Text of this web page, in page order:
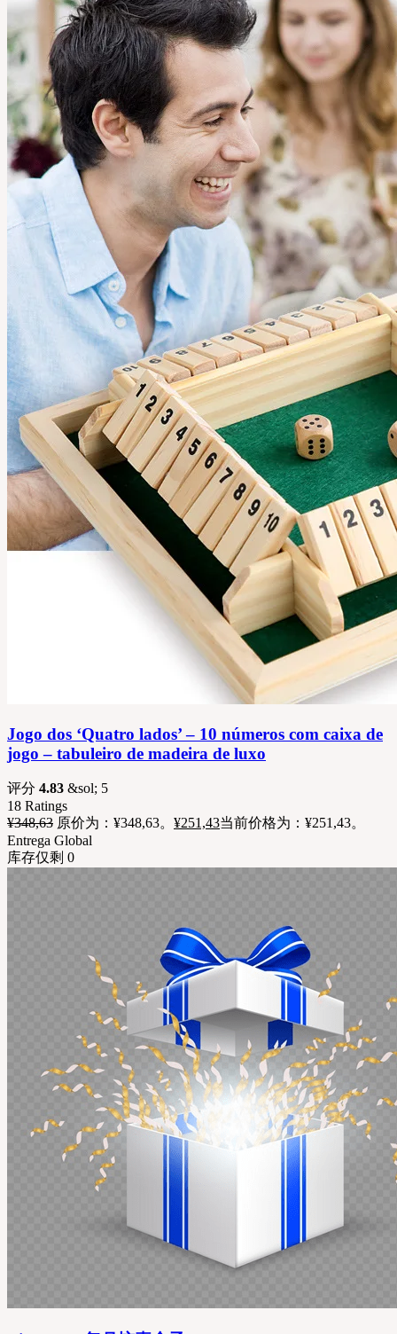
Jogo dos ‘Quatro lados’ – 10 números com caixa de
jogo – tabuleiro de madeira de luxo
评分 4.83 &sol; 5
18 Ratings
¥348,63 原价为：¥348,63。 ¥251,43当前价格为：¥251,43。
Entrega Global
库存仅剩 0